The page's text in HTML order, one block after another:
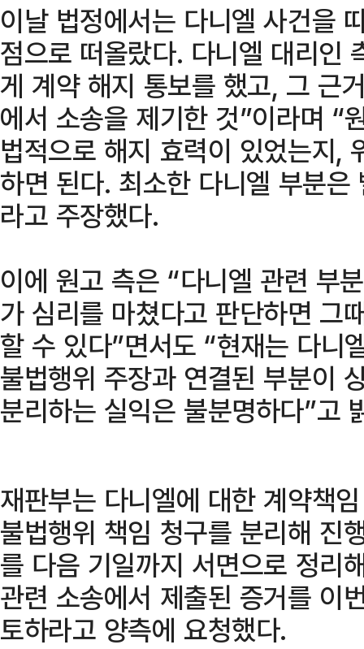
이날 법정에서는 다니엘 사건을
점으로 떠올랐다. 다니엘 대리인
게 계약 해지 통보를 했고, 그 근
에서 소송을 제기한 것”이라며 “
법적으로 해지 효력이 있었는지,
하면 된다. 최소한 다니엘 부분
라고 주장했다.
이에 원고 측은 “다니엘 관련 부
가 심리를 마쳤다고 판단하면 그
할 수 있다”면서도 “현재는 다니
불법행위 주장과 연결된 부분이
분리하는 실익은 불분명하다”고
재판부는 다니엘에 대한 계약책
불법행위 책임 청구를 분리해 진
를 다음 기일까지 서면으로 정리
관련 소송에서 제출된 증거를 이
토하라고 양측에 요청했다.